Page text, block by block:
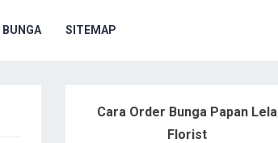
BUNGA SITEMAP
Cara Order Bunga Papan Lela
Florist